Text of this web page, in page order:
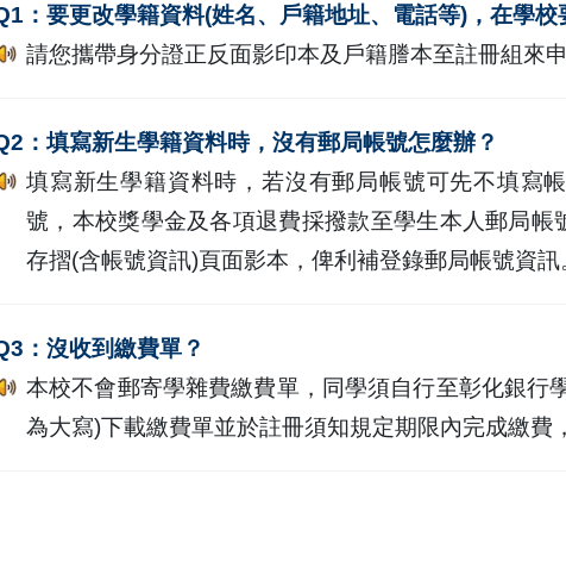
：要更改學籍資料(姓名、戶籍地址、電話等)，在學校
請您攜帶身分證正反面影印本及戶籍謄本至註冊組來
：填寫新生學籍資料時，沒有郵局帳號怎麼辦？
填寫新生學籍資料時，若沒有郵局帳號可先不填寫
號，本校獎學金及各項退費採撥款至學生本人郵局
存摺(含帳號資訊)頁面影本，俾利補登錄郵局帳號資訊
：沒收到繳費單？
本校不會郵寄學雜費繳費單，同學須自行至彰化銀行
為大寫)下載繳費單並於註冊須知規定期限內完成繳費